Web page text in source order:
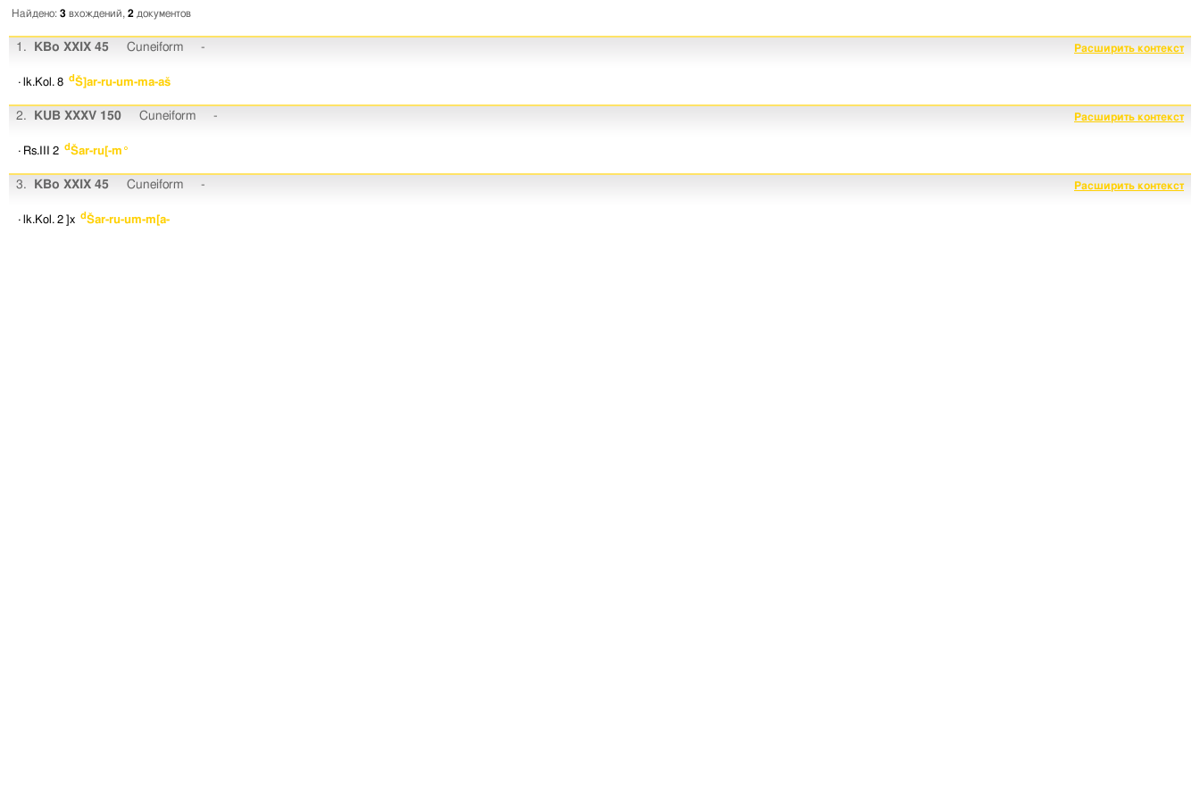
Найдено: 3 вхождений, 2 документов
1. KBo XXIX 45 Cuneiform - Расширить контекст
· lk.Kol. 8 dŠ]ar-ru-um-ma-aš
2. KUB XXXV 150 Cuneiform - Расширить контекст
· Rs.III 2 dŠar-ru[-m°
3. KBo XXIX 45 Cuneiform - Расширить контекст
· lk.Kol. 2 ]x dŠar-ru-um-m[a-